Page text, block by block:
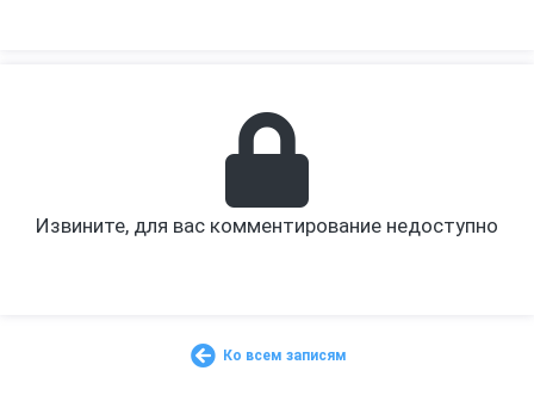
Извините, для вас комментирование недоступно
Ко всем записям